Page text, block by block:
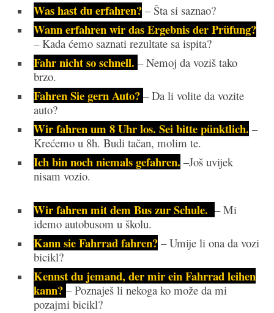
Was hast du erfahren? – Šta si saznao?
Wann erfahren wir das Ergebnis der Prüfung?
– Kada ćemo saznati rezultate sa ispita?
Fahr nicht so schnell. – Nemoj da voziš tako
brzo.
Fahren Sie gern Auto? – Da li volite da vozite
auto?
Wir fahren um 8 Uhr los. Sei bitte pünktlich. –
Krećemo u 8h. Budi tačan, molim te.
Ich bin noch niemals gefahren. –Još uvijek
nisam vozio.
Wir fahren mit dem Bus zur Schule. – Mi
idemo autobusom u školu.
Kann sie Fahrrad fahren? – Umije li ona da vozi
bicikl?
Kennst du jemand, der mir ein Fahrrad leihen
kann? – Poznaješ li nekoga ko može da mi
pozajmi bicikl?